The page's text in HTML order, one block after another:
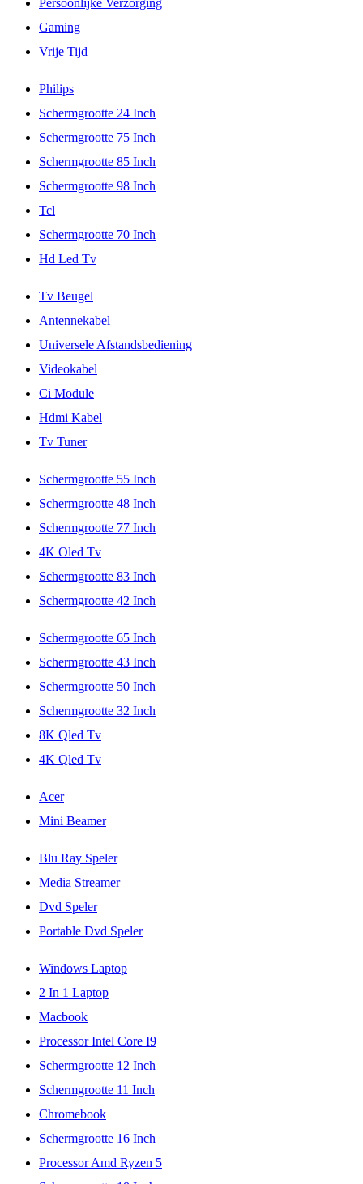
Persoonlijke Verzorging
Gaming
Vrije Tijd
Philips
Schermgrootte 24 Inch
Schermgrootte 75 Inch
Schermgrootte 85 Inch
Schermgrootte 98 Inch
Tcl
Schermgrootte 70 Inch
Hd Led Tv
Tv Beugel
Antennekabel
Universele Afstandsbediening
Videokabel
Ci Module
Hdmi Kabel
Tv Tuner
Schermgrootte 55 Inch
Schermgrootte 48 Inch
Schermgrootte 77 Inch
4K Oled Tv
Schermgrootte 83 Inch
Schermgrootte 42 Inch
Schermgrootte 65 Inch
Schermgrootte 43 Inch
Schermgrootte 50 Inch
Schermgrootte 32 Inch
8K Qled Tv
4K Qled Tv
Acer
Mini Beamer
Blu Ray Speler
Media Streamer
Dvd Speler
Portable Dvd Speler
Windows Laptop
2 In 1 Laptop
Macbook
Processor Intel Core I9
Schermgrootte 12 Inch
Schermgrootte 11 Inch
Chromebook
Schermgrootte 16 Inch
Processor Amd Ryzen 5